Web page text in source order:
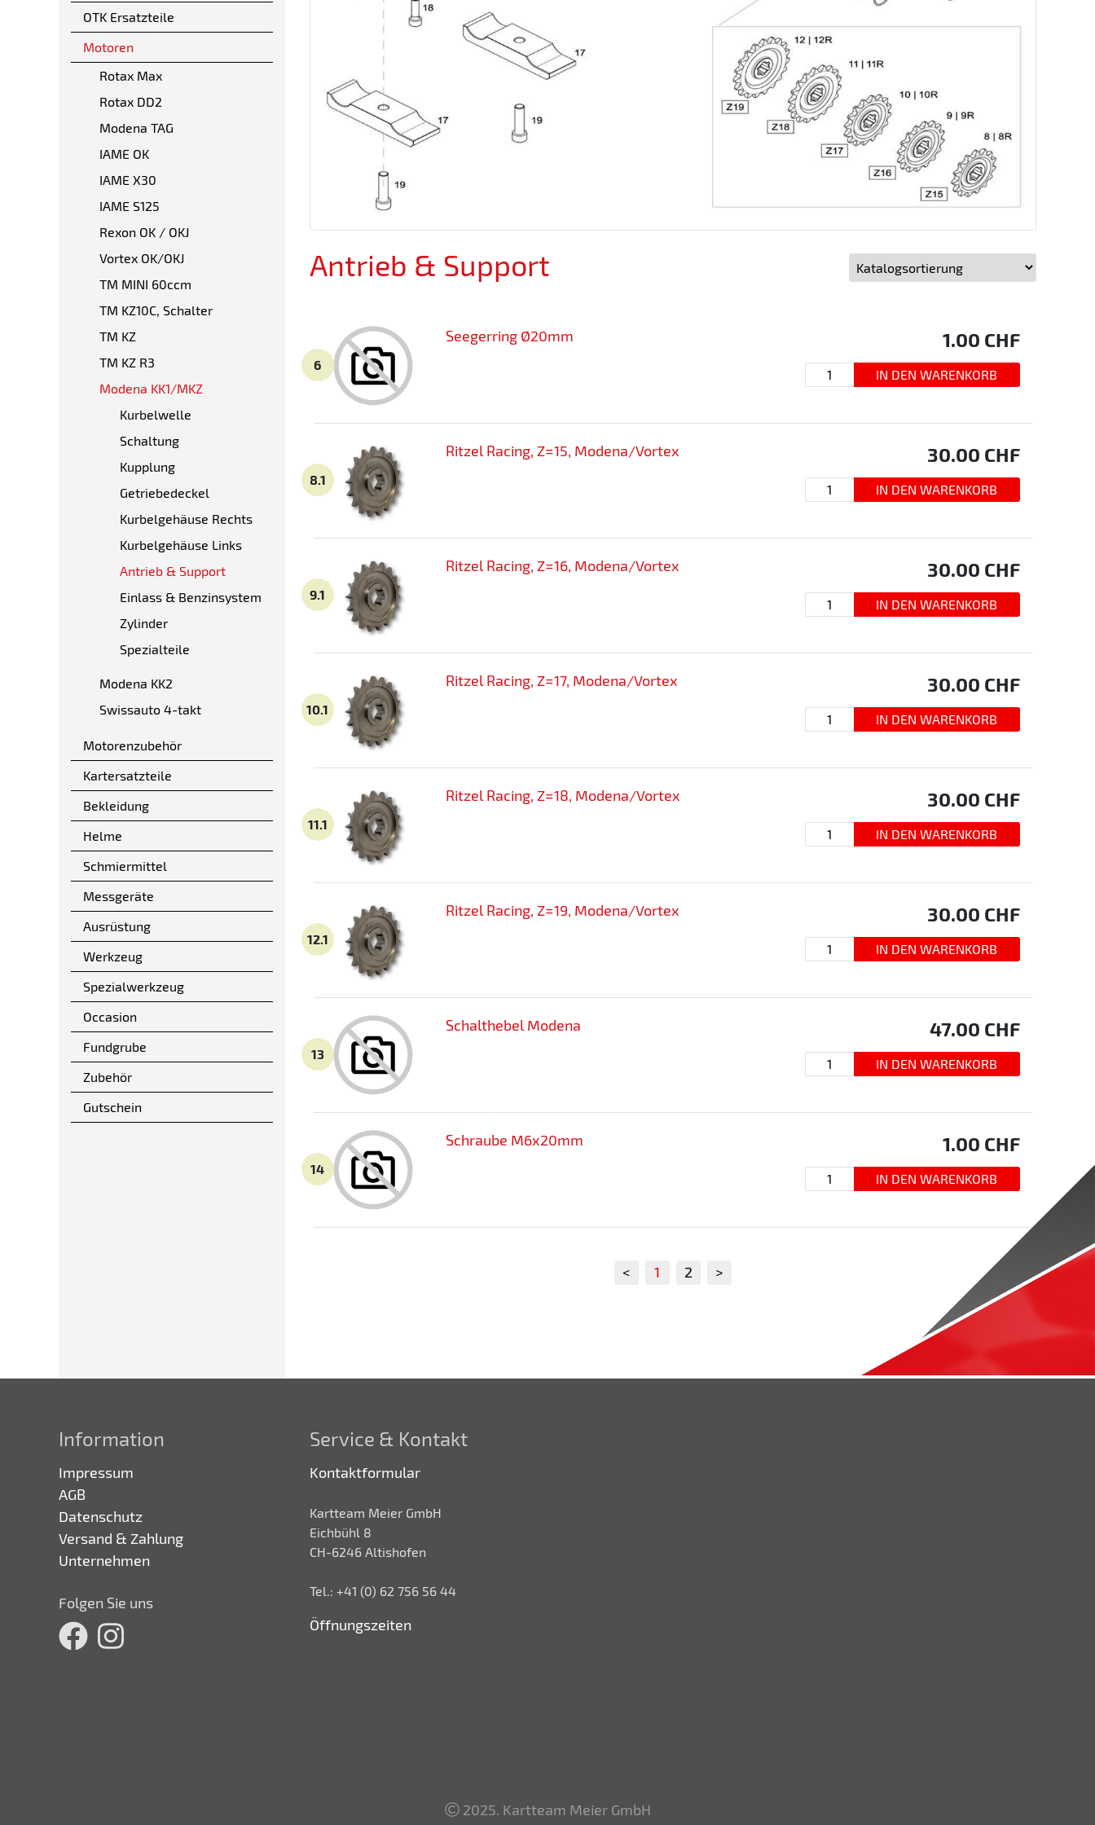
OTK Ersatzteile
Motoren
Rotax Max
Rotax DD2
Modena TAG
IAME OK
IAME X30
IAME S125
Rexon OK / OKJ
Vortex OK/OKJ
TM MINI 60ccm
TM KZ10C, Schalter
TM KZ
TM KZ R3
Modena KK1/MKZ
Kurbelwelle
Schaltung
Kupplung
Getriebedeckel
Kurbelgehäuse Rechts
Kurbelgehäuse Links
Antrieb & Support
Einlass & Benzinsystem
Zylinder
Spezialteile
Modena KK2
Swissauto 4-takt
Motorenzubehör
Kartersatzteile
Bekleidung
Helme
Schmiermittel
Messgeräte
Ausrüstung
Werkzeug
Spezialwerkzeug
Occasion
Fundgrube
Zubehör
Gutschein
Antrieb & Support
6
Seegerring Ø20mm 1.00 CHF
8.1
Ritzel Racing, Z=15, Modena/Vortex 30.00 CHF
9.1
Ritzel Racing, Z=16, Modena/Vortex 30.00 CHF
10.1
Ritzel Racing, Z=17, Modena/Vortex 30.00 CHF
11.1
Ritzel Racing, Z=18, Modena/Vortex 30.00 CHF
12.1
Ritzel Racing, Z=19, Modena/Vortex 30.00 CHF
13
Schalthebel Modena 47.00 CHF
14
Schraube M6x20mm 1.00 CHF
< 1 2 >
Information
Impressum
AGB
Datenschutz
Versand & Zahlung
Unternehmen
Folgen Sie uns
Service & Kontakt
Kontaktformular
Kartteam Meier GmbH
Eichbühl 8
CH-6246 Altishofen
Tel.: +41 (0) 62 756 56 44
Öffnungszeiten
2025. Kartteam Meier GmbH